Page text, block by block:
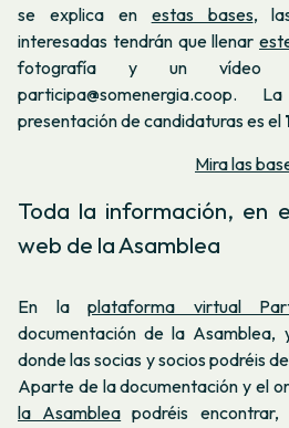
se explica en estas bases,
interesadas tendrán que llenar
fotografía y un vídeo
participa@somenergia.coop.
presentación de candidaturas es el
Mira las
Toda la información, en
web de la Asamblea
En laplataforma virtual
documentación de la Asamblea,
donde las socias y socios podréis
Aparte de la documentación y el
la Asamblea podréis